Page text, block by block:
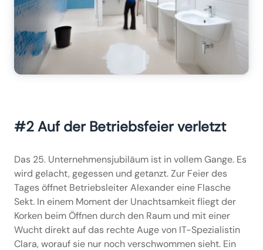
#2 Auf der Betriebsfeier verletzt
Das 25. Unternehmensjubiläum ist in vollem Gange. Es
wird gelacht, gegessen und getanzt. Zur Feier des
Tages öffnet Betriebsleiter Alexander eine Flasche
Sekt. In einem Moment der Unachtsamkeit fliegt der
Korken beim Öffnen durch den Raum und mit einer
Wucht direkt auf das rechte Auge von IT-Spezialistin
Clara, worauf sie nur noch verschwommen sieht. Ein